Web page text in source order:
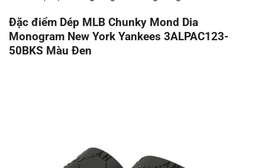
Đặc điểm Dép MLB Chunky Mond Dia
Monogram New York Yankees 3ALPAC123-
50BKS Màu Đen